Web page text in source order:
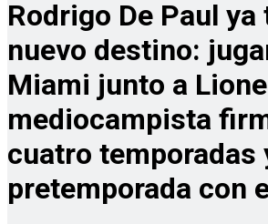
Rodrigo De Paul ya
nuevo destino:
Miami junto a
mediocampista
cuatro temporadas
pretemporada con